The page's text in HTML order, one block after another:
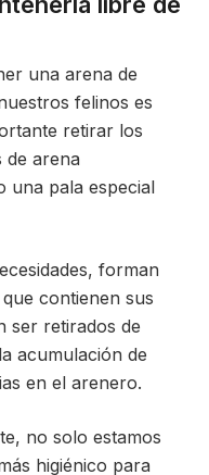
una arena de
felinos es
retirar los
de arena
una pala especial
forman
contienen sus
ser retirados de
acumulación de
en el arenero.
no solo estamos
higiénico para